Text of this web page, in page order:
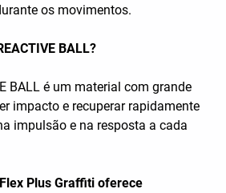
os movimentos.
BALL?
BALL é um material com grande
impacto e recuperar rapidamente
impulsão e na resposta a cada
Plus Graffiti oferece